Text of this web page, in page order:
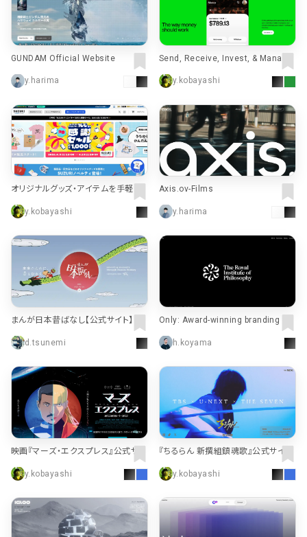
GUNDAM Official Website
y.harima
Send, Receive, Invest, & Manage
y.kobayashi
オリジナルグッズ・アイテムを手軽に
作成・販売できる通販サイト SUZURI
by GMOペパボ
y.kobayashi
Axis.ov-Films
y.harima
まんが日本昔ばなし【公式サイト】
d.tsunemi
Only: Award-winning branding ag
ency UK | Research, strategy and
designh.koyama
映画『マーズ・エクスプレス』公式サイ
y.kobayashi
『ちるらん 新撰組鎮魂歌』公式サイト
y.kobayashi